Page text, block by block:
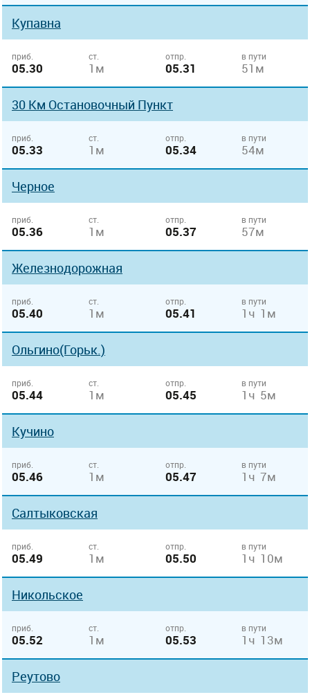
Купавна
приб.
05.30
ст.
1м
отпр.
05.31
в пути
51м
30 Км Остановочный Пункт
приб.
05.33
ст.
1м
отпр.
05.34
в пути
54м
Черное
приб.
05.36
ст.
1м
отпр.
05.37
в пути
57м
Железнодорожная
приб.
05.40
ст.
1м
отпр.
05.41
в пути
1ч 1м
Ольгино(Горьк.)
приб.
05.44
ст.
1м
отпр.
05.45
в пути
1ч 5м
Кучино
приб.
05.46
ст.
1м
отпр.
05.47
в пути
1ч 7м
Салтыковская
приб.
05.49
ст.
1м
отпр.
05.50
в пути
1ч 10м
Никольское
приб.
05.52
ст.
1м
отпр.
05.53
в пути
1ч 13м
Реутово